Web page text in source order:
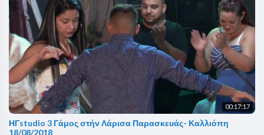
00:17:17
ΗΓstudio 3 Γάμος στήν Λάρισα Παρασκευάς- Καλλιόπη
18/08/2018